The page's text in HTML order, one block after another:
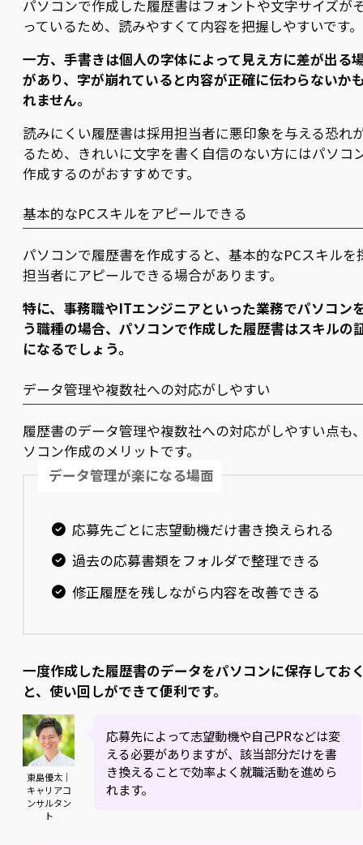
パソコンで作成した履歴書はフォントや文字サイズが
っているため、読みやすくて内容を把握しやすいです。
一方、手書きは個人の字体によって見え方に差が出る
があり、字が崩れていると内容が正確に伝わらないか
れません。
読みにくい履歴書は採用担当者に悪印象を与える恐れ
るため、きれいに文字を書く自信のない方にはパソコ
作成するのがおすすめです。
基本的なPCスキルをアピールできる
パソコンで履歴書を作成すると、基本的なPCスキルを
担当者にアピールできる場合があります。
特に、事務職やITエンジニアといった業務でパソコン
う職種の場合、パソコンで作成した履歴書はスキルの
になるでしょう。
データ管理や複数社への対応がしやすい
履歴書のデータ管理や複数社への対応がしやすい点も
ソコン作成のメリットです。
データ管理が楽になる場面
応募先ごとに志望動機だけ書き換えられる
過去の応募書類をフォルダで整理できる
修正履歴を残しながら内容を改善できる
一度作成した履歴書のデータをパソコンに保存してお
と、使い回しができて便利です。
東島優太｜
キャリアコ
ンサルタン
ト
応募先によって志望動機や自己PRなどは変
える必要がありますが、該当部分だけを書
き換えることで効率よく就職活動を進めら
れます。